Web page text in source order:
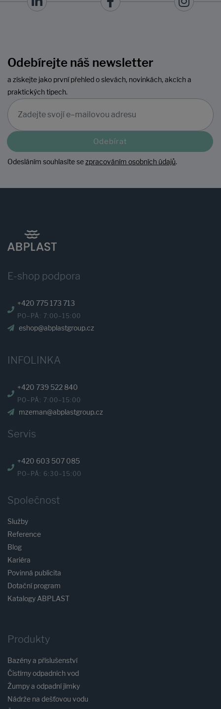
Odebírejte náš newsletter
a získejte jako první přehled o slevách, novinkách, akcích a
praktických tipech.
Odebírat
Odesláním souhlasíte sezpracováním osobních údajů.
E-shop podpora
+420 775 173 713
PO–PÁ: 7:00–15:00
eshop@abplastgroup.cz
INFOLINKA
+420 739 522 840
PO–PÁ: 7:00–15:00
mzeman@abplastgroup.cz
Servis
+420 603 507 085
PO–PÁ: 6:30–15:00
Společnost
Služby
Reference
Blog
Kariéra
Povinná publicita
Dotační program
Katalogy ABPLAST
Produkty
Bazény a příslušenství
Čistírny odpadních vod
Žumpy a odpadní jímky
Nádrže na dešťovou vodu